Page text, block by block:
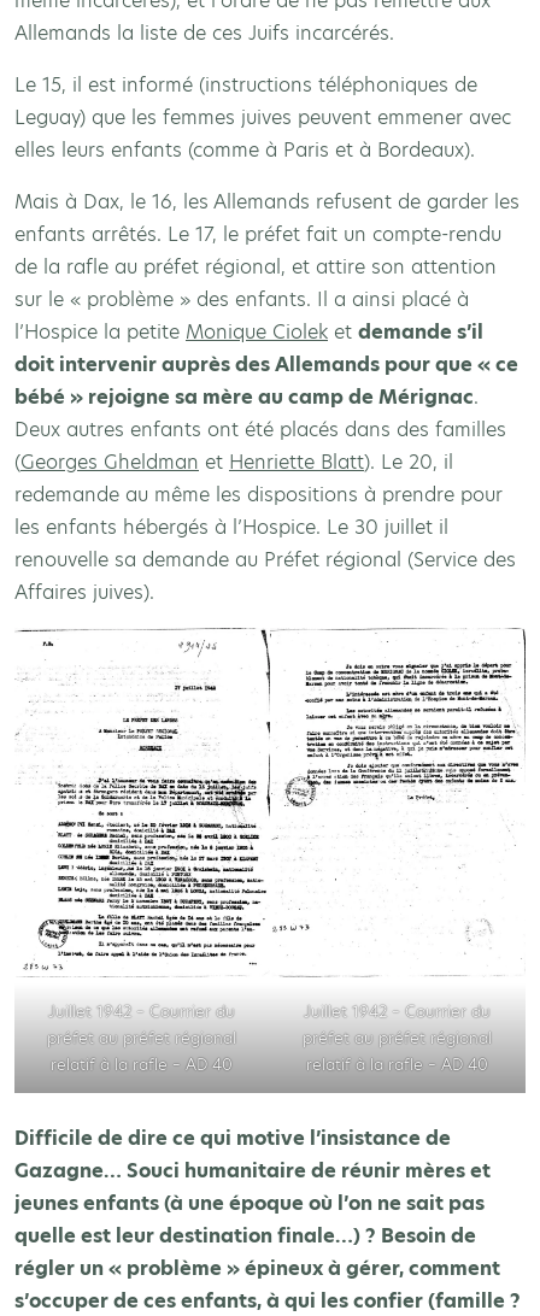
Allemands la liste de ces Juifs incarcérés.
Le 15, il est informé (instructions téléphoniques de
Leguay) que les femmes juives peuvent emmener avec
elles leurs enfants (comme à Paris et à Bordeaux).
Mais à Dax, le 16, les Allemands refusent de garder les
enfants arrêtés. Le 17, le préfet fait un compte-rendu
de la rafle au préfet régional, et attire son attention
sur le « problème » des enfants. Il a ainsi placé à
l’Hospice la petite Monique Ciolek et demande s’il
doit intervenir auprès des Allemands pour que « ce
bébé » rejoigne sa mère au camp de Mérignac.
Deux autres enfants ont été placés dans des familles
(Georges Gheldman et Henriette Blatt). Le 20, il
redemande au même les dispositions à prendre pour
les enfants hébergés à l’Hospice. Le 30 juillet il
renouvelle sa demande au Préfet régional (Service des
Affaires juives).
Juillet 1942 – Courrier du
préfet au préfet régional
relatif à la rafle – AD 40
Juillet 1942 – Courrier du
préfet au préfet régional
relatif à la rafle – AD 40
Difficile de dire ce qui motive l’insistance de
Gazagne… Souci humanitaire de réunir mères et
jeunes enfants (à une époque où l’on ne sait pas
quelle est leur destination finale…) ? Besoin de
régler un « problème » épineux à gérer, comment
s’occuper de ces enfants, à qui les confier (famille ?